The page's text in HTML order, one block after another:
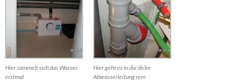
Hier sammelt sich das Wasser
erstmal
Hier geht es in die dicke
Abwasserleitung rein